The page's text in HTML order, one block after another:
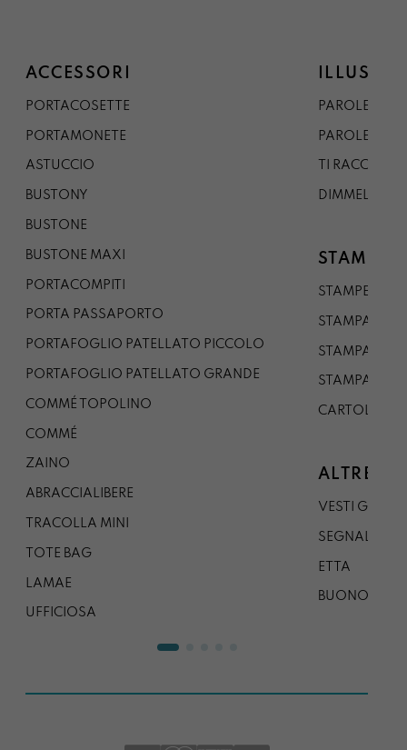
ACCESSORI
PORTACOSETTE
PORTAMONETE
ASTUCCIO
BUSTONY
BUSTONE
BUSTONE MAXI
PORTACOMPITI
PORTA PASSAPORTO
PORTAFOGLIO PATELLATO PICCOLO
PORTAFOGLIO PATELLATO GRANDE
COMMÉ TOPOLINO
COMMÉ
ZAINO
ABRACCIALIBERE
TRACOLLA MINI
TOTE BAG
LAMAE
UFFICIOSA
PAROLE DAL
PAROLE DA
TI
DIMMELO
STAMPE
STAMPE A5
STAMPA A3
STAMPA A1
STAMPA A0
CARTOLINA
ALTRE
VESTI
SEGNALIBRO
ETTA
BUONO